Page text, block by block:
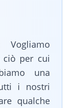
Vogliamo
ciò per cui
una
i nostri
qualche